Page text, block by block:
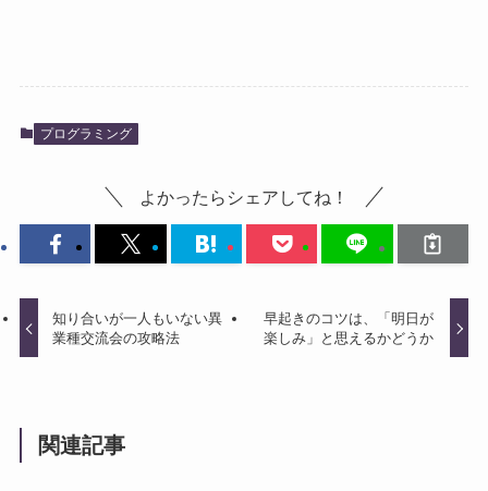
プログラミング
よかったらシェアしてね！
知り合いが一人もいない異
業種交流会の攻略法
早起きのコツは、「明日が
楽しみ」と思えるかどうか
関連記事